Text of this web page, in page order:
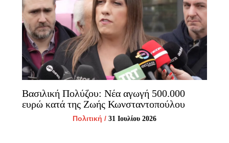
Βασιλική Πολύζου: Νέα αγωγή 500.000
ευρώ κατά της Ζωής Κωνσταντοπούλου
Πολιτική / 31 Ιουλίου 2026